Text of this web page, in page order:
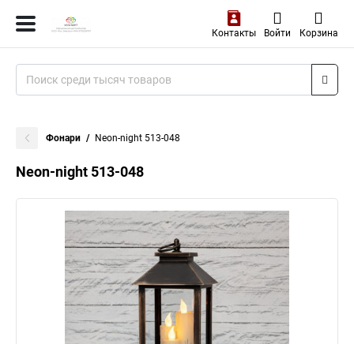
Контакты Войти Корзина
Фонари Neon-night 513-048
Neon-night 513-048